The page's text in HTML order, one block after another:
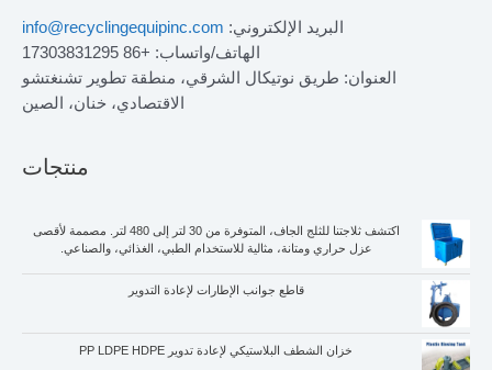
البريد الإلكتروني: info@recyclingequipinc.com
الهاتف/واتساب: +86 17303831295
العنوان: طريق نوتيكال الشرقي، منطقة تطوير تشنغتشو
الاقتصادي، خنان، الصين
منتجات
اكتشف ثلاجتنا للثلج الجاف، المتوفرة من 30 لتر إلى 480 لتر. مصممة لأقصى
عزل حراري ومتانة، مثالية للاستخدام الطبي، الغذائي، والصناعي.
قاطع جوانب الإطارات لإعادة التدوير
خزان الشطف البلاستيكي لإعادة تدوير PP LDPE HDPE